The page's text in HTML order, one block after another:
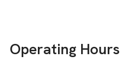
Operating Hours